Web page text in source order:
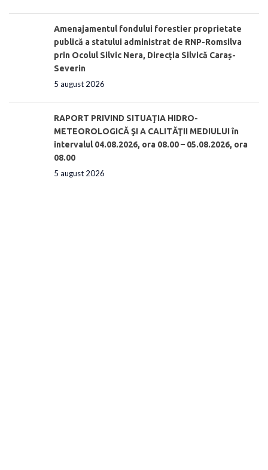
Amenajamentul fondului forestier proprietate
publică a statului administrat de RNP-Romsilva
prin Ocolul Silvic Nera, Direcția Silvică Caraș-
Severin
5 august 2026
RAPORT PRIVIND SITUAŢIA HIDRO-
METEOROLOGICĂ ŞI A CALITĂŢII MEDIULUI în
intervalul 04.08.2026, ora 08.00 – 05.08.2026, ora
08.00
5 august 2026